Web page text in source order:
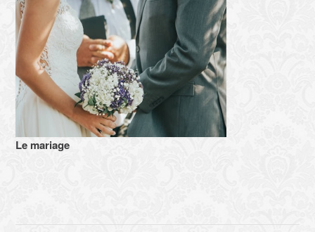
Le mariage